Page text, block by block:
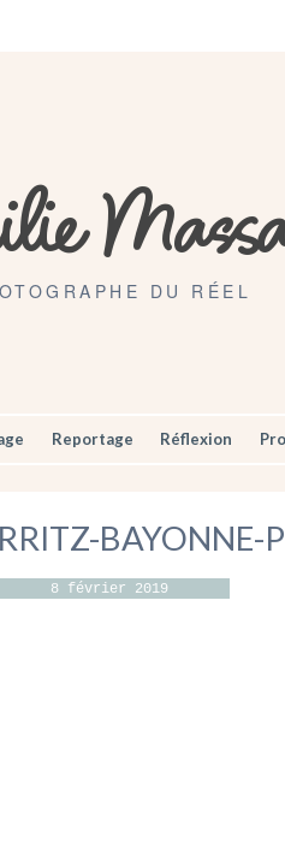
DU RÉEL
Reportage Réflexion
8 février 2019